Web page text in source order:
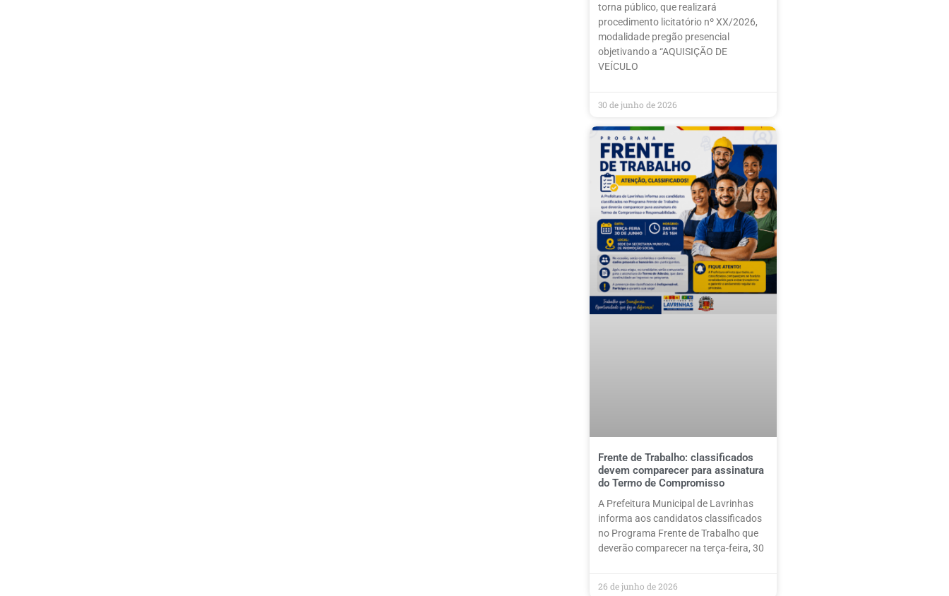
torna público, que realizará
procedimento licitatório nº XX/2026,
modalidade pregão presencial
objetivando a “AQUISIÇÃO DE
VEÍCULO
30 de junho de 2026
Frente de Trabalho: classificados
devem comparecer para assinatura
do Termo de Compromisso
A Prefeitura Municipal de Lavrinhas
informa aos candidatos classificados
no Programa Frente de Trabalho que
deverão comparecer na terça-feira, 30
26 de junho de 2026